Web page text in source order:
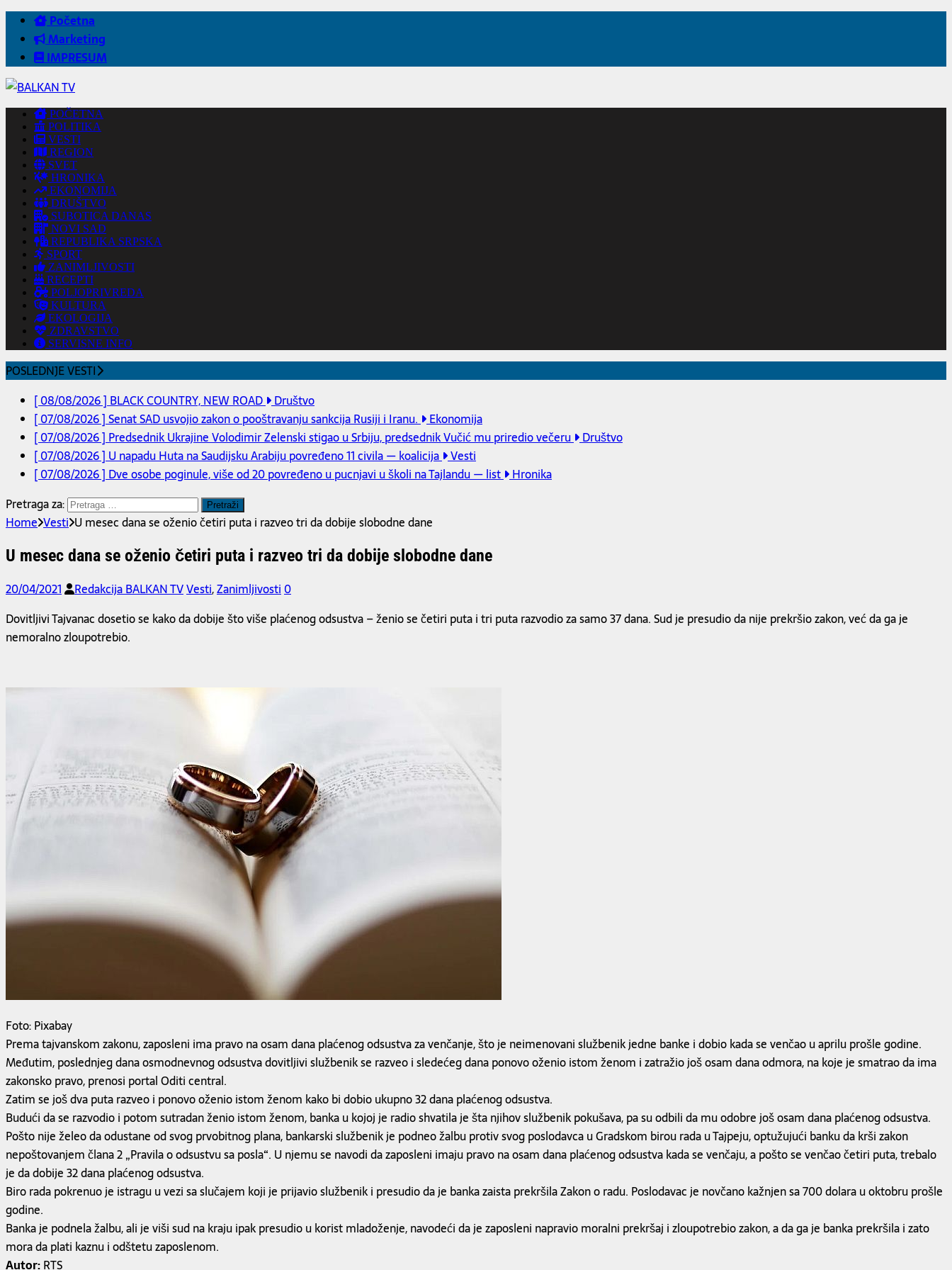
Početna
Marketing
IMPRESUM
POČETNA
POLITIKA
VESTI
REGION
SVET
HRONIKA
EKONOMIJA
DRUŠTVO
SUBOTICA DANAS
NOVI SAD
REPUBLIKA SRPSKA
SPORT
ZANIMLJIVOSTI
RECEPTI
POLJOPRIVREDA
KULTURA
EKOLOGIJA
ZDRAVSTVO
SERVISNE INFO
POSLEDNJE VESTI
[ 08/08/2026 ] BLACK COUNTRY, NEW ROAD
Društvo
[ 07/08/2026 ]Senat SAD usvojio zakon o pooštravanju sankcija Rusiji i Iranu.
Ekonomija
[ 07/08/2026 ] Predsednik Ukrajine Volodimir Zelenski stigao u Srbiju, predsednik Vučić mu priredio večeru
Društvo
[ 07/08/2026 ] U napadu Huta na Saudijsku Arabiju povređeno 11 civila — koalicija
Vesti
[ 07/08/2026 ] Dve osobe poginule, više od 20 povređeno u pucnjavi u školi na Tajlandu — list
Hronika
Pretraga za:
Home Vesti U mesec dana se oženio četiri puta i razveo tri da dobije slobodne dane
U mesec dana se oženio četiri puta i razveo tri da dobije slobodne dane
20/04/2021 Redakcija BALKAN TVVesti,Zanimljivosti 0
Dovitljivi Tajvanac dosetio se kako da dobije što više plaćenog odsustva – ženio se četiri puta i tri puta razvodio za samo 37 dana. Sud je presudio da nije prekršio zakon, već da ga je
nemoralno zloupotrebio.
Foto: Pixabay
Prema tajvanskom zakonu, zaposleni ima pravo na osam dana plaćenog odsustva za venčanje, što je neimenovani službenik jedne banke i dobio kada se venčao u aprilu prošle godine.
Međutim, poslednjeg dana osmodnevnog odsustva dovitljivi službenik se razveo i sledećeg dana ponovo oženio istom ženom i zatražio još osam dana odmora, na koje je smatrao da ima
zakonsko pravo, prenosi portal Oditi central.
Zatim se još dva puta razveo i ponovo oženio istom ženom kako bi dobio ukupno 32 dana plaćenog odsustva.
Budući da se razvodio i potom sutradan ženio istom ženom, banka u kojoj je radio shvatila je šta njihov službenik pokušava, pa su odbili da mu odobre još osam dana plaćenog odsustva.
Pošto nije želeo da odustane od svog prvobitnog plana, bankarski službenik je podneo žalbu protiv svog poslodavca u Gradskom birou rada u Tajpeju, optužujući banku da krši zakon
nepoštovanjem člana 2 „Pravila o odsustvu sa posla“. U njemu se navodi da zaposleni imaju pravo na osam dana plaćenog odsustva kada se venčaju, a pošto se venčao četiri puta, trebalo
je da dobije 32 dana plaćenog odsustva.
Biro rada pokrenuo je istragu u vezi sa slučajem koji je prijavio službenik i presudio da je banka zaista prekršila Zakon o radu. Poslodavac je novčano kažnjen sa 700 dolara u oktobru prošle
godine.
Banka je podnela žalbu, ali je viši sud na kraju ipak presudio u korist mladoženje, navodeći da je zaposleni napravio moralni prekršaj i zloupotrebio zakon, a da ga je banka prekršila i zato
mora da plati kaznu i odštetu zaposlenom.
Autor:RTS